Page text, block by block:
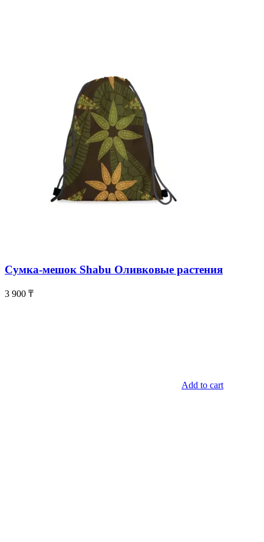
Сумка-мешок Shabu Оливковые растения
3 900 ₸
Add to cart